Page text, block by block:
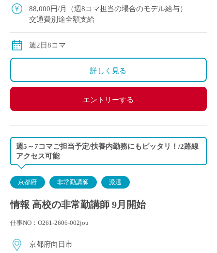
配がありません。 勤務は週2日で集中的 […]
88,000円/月（週8コマ担当の場合のモデル給与）
交通費別途全額支給
週2日8コマ
詳しく見る
エントリーする
週5～7コマご担当予定/扶養内勤務にもピッタリ！/2路線
アクセス可能
京都府 非常勤講師 派遣
情報 高校の非常勤講師 9月開始
仕事NO：O261-2606-002jou
京都府向日市